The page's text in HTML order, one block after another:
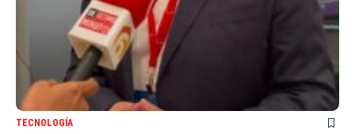
TECNOLOGÍA